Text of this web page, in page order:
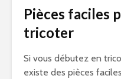
Pièces faciles
tricoter
Si vous débutez en
existe des pièces